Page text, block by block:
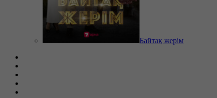
Байтақ жерім